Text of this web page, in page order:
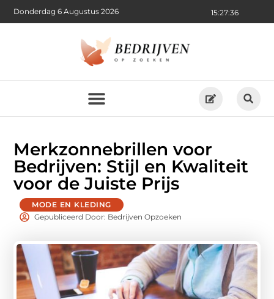
15:27:37
Donderdag 6 Augustus 2026
Merkzonnebrillen voor
Bedrijven: Stijl en Kwaliteit
voor de Juiste Prijs
MODE EN KLEDING
Gepubliceerd Door: Bedrijven Opzoeken